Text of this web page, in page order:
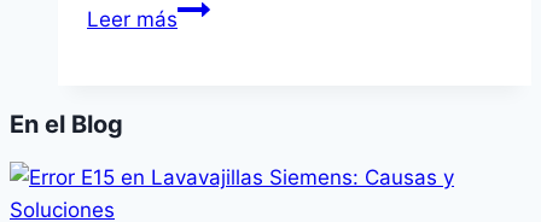
Leer másServicio
En el Blog